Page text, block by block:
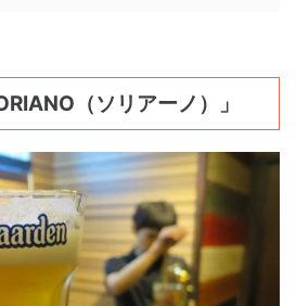
（ソリアーノ）」